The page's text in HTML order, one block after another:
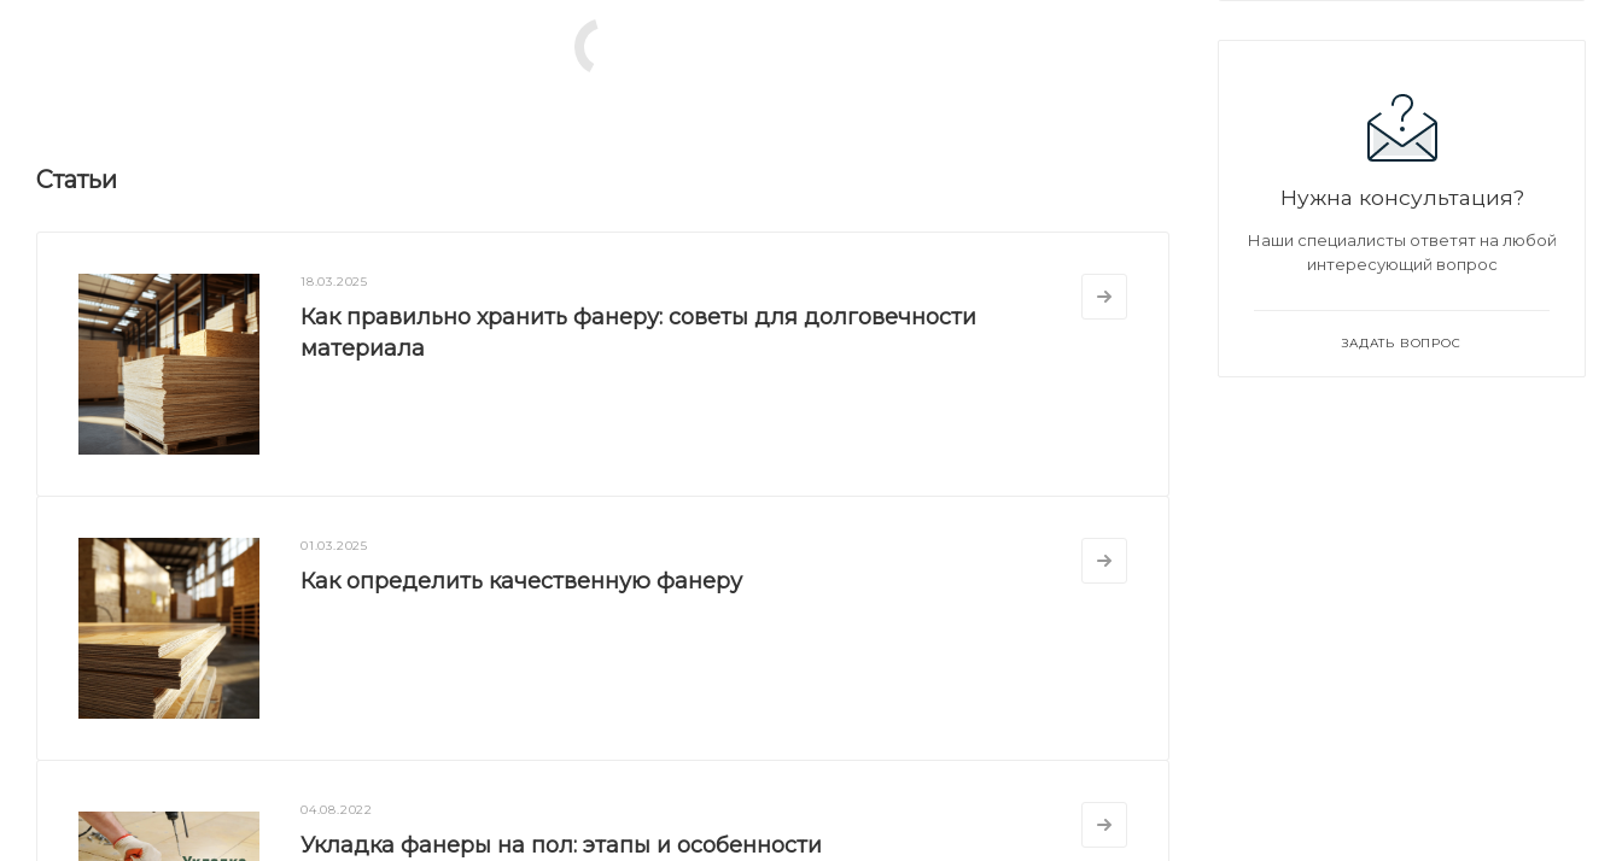
Статьи
18.03.2025
Как правильно хранить фанеру: советы для долговечности
материала
01.03.2025
Как определить качественную фанеру
04.08.2022
Укладка фанеры на пол: этапы и особенности
Нужна консультация?
Наши специалисты ответят на любой
интересующий вопрос
ЗАДАТЬ ВОПРОС